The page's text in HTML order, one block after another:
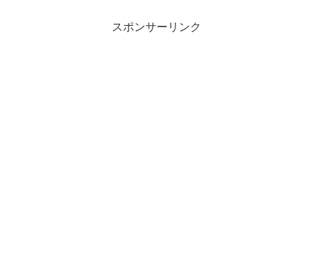
スポンサーリンク